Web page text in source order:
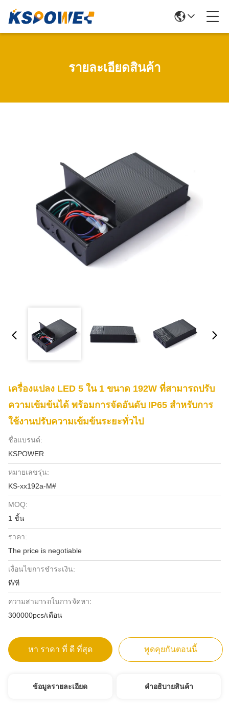
รายละเอียดสินค้า
เครื่องแปลง LED 5 ใน 1 ขนาด 192W ที่สามารถปรับ
ความเข้มข้นได้ พร้อมการจัดอันดับ IP65 สําหรับการ
ใช้งานปรับความเข้มข้นระยะทั่วไป
ชื่อแบรนด์:
KSPOWER
หมายเลขรุ่น:
KS-xx192a-M#
MOQ:
1 ชิ้น
ราคา:
The price is negotiable
เงื่อนไขการชำระเงิน:
ที/ที
ความสามารถในการจัดหา:
300000pcs/เดือน
หา ราคา ที่ ดี ที่สุด พูดคุยกันตอนนี้
ข้อมูลรายละเอียด คําอธิบายสินค้า